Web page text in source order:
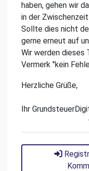
haben, gehen wir
in der
Sollte dies nicht
gerne erneut auf
Wir werden dieses
Vermerk "kein
Herzliche Grüße,
Ihr